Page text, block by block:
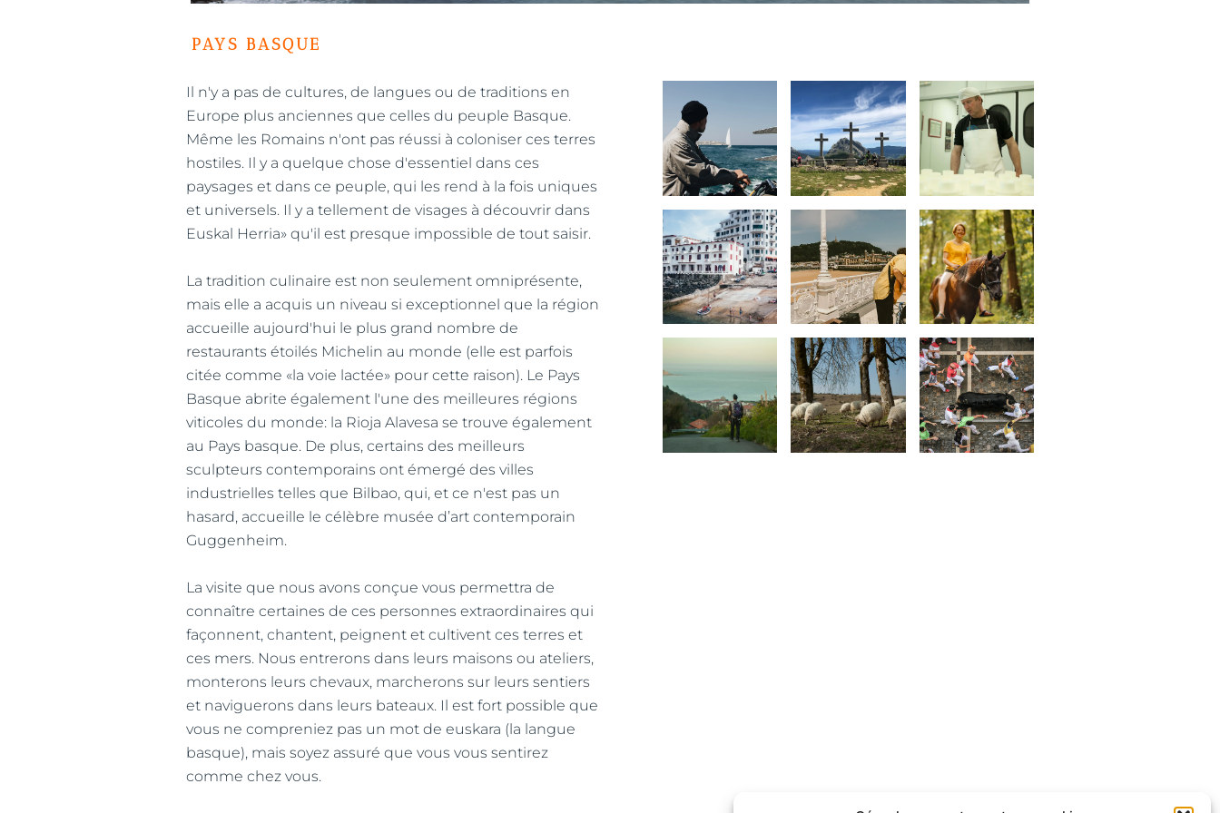
PAYS BASQUE
Il n'y a pas de cultures, de langues ou de traditions en
Europe plus anciennes que celles du peuple Basque.
Même les Romains n'ont pas réussi à coloniser ces terres
hostiles. Il y a quelque chose d'essentiel dans ces
paysages et dans ce peuple, qui les rend à la fois uniques
et universels. Il y a tellement de visages à découvrir dans
Euskal Herria» qu'il est presque impossible de tout saisir.
La tradition culinaire est non seulement omniprésente,
mais elle a acquis un niveau si exceptionnel que la région
accueille aujourd'hui le plus grand nombre de
restaurants étoilés Michelin au monde (elle est parfois
citée comme «la voie lactée» pour cette raison). Le Pays
Basque abrite également l'une des meilleures régions
viticoles du monde: la Rioja Alavesa se trouve également
au Pays basque. De plus, certains des meilleurs
sculpteurs contemporains ont émergé des villes
industrielles telles que Bilbao, qui, et ce n'est pas un
hasard, accueille le célèbre musée d’art contemporain
Guggenheim.
La visite que nous avons conçue vous permettra de
connaître certaines de ces personnes extraordinaires qui
façonnent, chantent, peignent et cultivent ces terres et
ces mers. Nous entrerons dans leurs maisons ou ateliers,
monterons leurs chevaux, marcherons sur leurs sentiers
et naviguerons dans leurs bateaux. Il est fort possible que
vous ne compreniez pas un mot de euskara (la langue
basque), mais soyez assuré que vous vous sentirez
comme chez vous.